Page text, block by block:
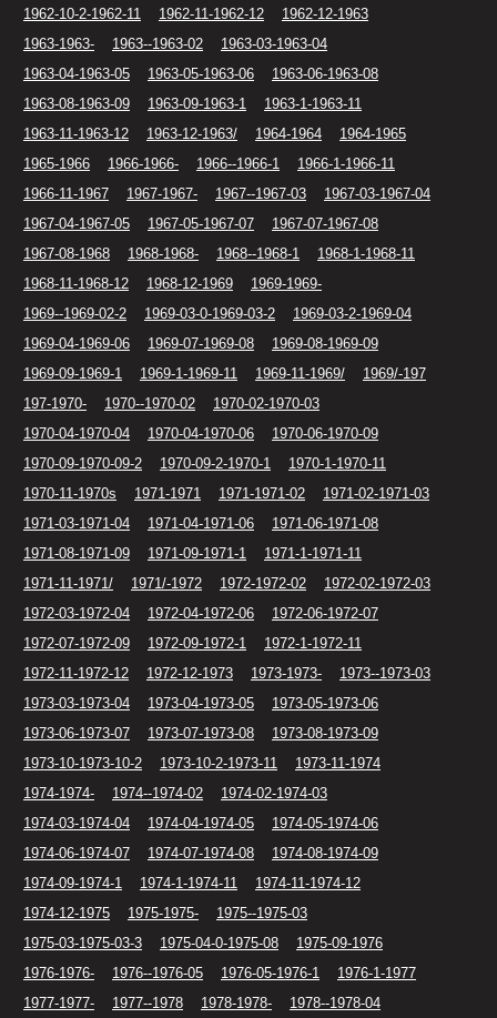
1962-10-2-1962-11
1962-11-1962-12
1962-12-1963
1963-1963-
1963--1963-02
1963-03-1963-04
1963-04-1963-05
1963-05-1963-06
1963-06-1963-08
1963-08-1963-09
1963-09-1963-1
1963-1-1963-11
1963-11-1963-12
1963-12-1963/ 1964-1964
1964-1965
1965-1966
1966-1966- 1966--1966-1
1966-1-1966-11
1966-11-1967
1967-1967- 1967--1967-03
1967-03-1967-04
1967-04-1967-05
1967-05-1967-07
1967-07-1967-08
1967-08-1968
1968-1968- 1968--1968-1
1968-1-1968-11
1968-11-1968-12
1968-12-1969
1969-1969-
1969--1969-02-2
1969-03-0-1969-03-2
1969-03-2-1969-04
1969-04-1969-06
1969-07-1969-08
1969-08-1969-09
1969-09-1969-1
1969-1-1969-11 1969-11-1969/
1969/-197
197-1970-
1970--1970-02
1970-02-1970-03
1970-04-1970-04
1970-04-1970-06
1970-06-1970-09
1970-09-1970-09-2
1970-09-2-1970-1
1970-1-1970-11
1970-11-1970s
1971-1971 1971-1971-02
1971-02-1971-03
1971-03-1971-04
1971-04-1971-06
1971-06-1971-08
1971-08-1971-09
1971-09-1971-1
1971-1-1971-11
1971-11-1971/
1971/-1972 1972-1972-02
1972-02-1972-03
1972-03-1972-04
1972-04-1972-06
1972-06-1972-07
1972-07-1972-09
1972-09-1972-1
1972-1-1972-11
1972-11-1972-12
1972-12-1973 1973-1973-
1973--1973-03
1973-03-1973-04
1973-04-1973-05
1973-05-1973-06
1973-06-1973-07
1973-07-1973-08
1973-08-1973-09
1973-10-1973-10-2
1973-10-2-1973-11
1973-11-1974
1974-1974-
1974--1974-02
1974-02-1974-03
1974-03-1974-04
1974-04-1974-05
1974-05-1974-06
1974-06-1974-07
1974-07-1974-08
1974-08-1974-09
1974-09-1974-1
1974-1-1974-11
1974-11-1974-12
1974-12-1975
1975-1975-
1975--1975-03
1975-03-1975-03-3
1975-04-0-1975-08
1975-09-1976
1976-1976-
1976--1976-05 1976-05-1976-1
1976-1-1977
1977-1977-
1977--1978 1978-1978-
1978--1978-04